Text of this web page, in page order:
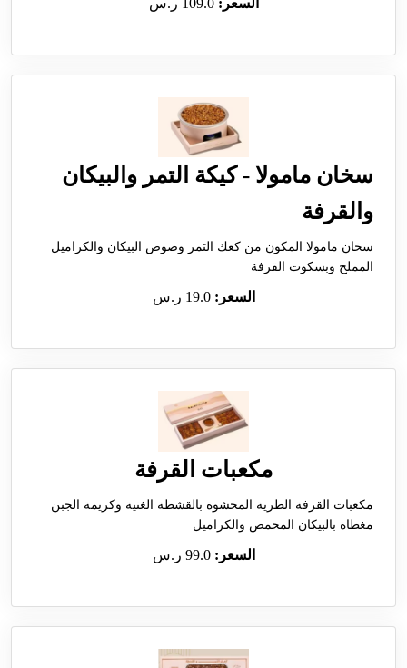
السعر:109.0 ر.س
سخان مامولا - كيكة التمر والبيكان
والقرفة
سخان مامولا المكون من كعك التمر وصوص البيكان والكراميل
المملح وبسكوت القرفة
السعر:19.0 ر.س
مكعبات القرفة
مكعبات القرفة الطرية المحشوة بالقشطة الغنية وكريمة الجبن
مغطاة بالبيكان المحمص والكراميل
السعر:99.0 ر.س